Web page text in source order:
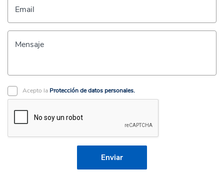
Email
Mensaje
Acepto la Protección de datos personales.